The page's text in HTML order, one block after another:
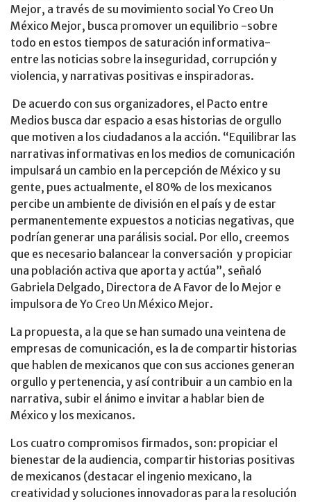
Mejor, a través de su movimiento social Yo Creo Un
México Mejor, busca promover un equilibrio -sobre
todo en estos tiempos de saturación informativa-
entre las noticias sobre la inseguridad, corrupción y
violencia, y narrativas positivas e inspiradoras.
De acuerdo con sus organizadores, el Pacto entre
Medios busca dar espacio a esas historias de orgullo
que motiven a los ciudadanos a la acción. “Equilibrar las
narrativas informativas en los medios de comunicación
impulsará un cambio en la percepción de México y su
gente, pues actualmente, el 80% de los mexicanos
percibe un ambiente de división en el país y de estar
permanentemente expuestos a noticias negativas, que
podrían generar una parálisis social. Por ello, creemos
que es necesario balancear la conversación y propiciar
una población activa que aporta y actúa”, señaló
Gabriela Delgado, Directora de A Favor de lo Mejor e
impulsora de Yo Creo Un México Mejor.
La propuesta, a la que se han sumado una veintena de
empresas de comunicación, es la de compartir historias
que hablen de mexicanos que con sus acciones generan
orgullo y pertenencia, y así contribuir a un cambio en la
narrativa, subir el ánimo e invitar a hablar bien de
México y los mexicanos.
Los cuatro compromisos firmados, son: propiciar el
bienestar de la audiencia, compartir historias positivas
de mexicanos (destacar el ingenio mexicano, la
creatividad y soluciones innovadoras para la resolución